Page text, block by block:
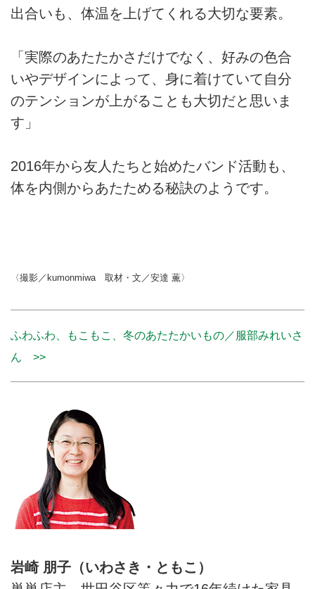
出合いも、体温を上げてくれる大切な要素。
「実際のあたたかさだけでなく、好みの色合
いやデザインによって、身に着けていて自分
のテンションが上がることも大切だと思いま
す」
2016年から友人たちと始めたバンド活動も、
体を内側からあたためる秘訣のようです。
〈撮影／kumonmiwa 取材・文／安達 薫〉
ふわふわ、もこもこ、冬のあたたかいもの／服部みれいさ
ん >>
岩崎 朋子（いわさき・ともこ）